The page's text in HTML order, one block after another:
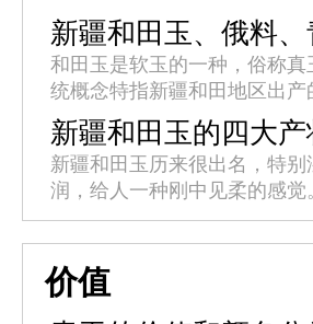
新疆和田玉、俄料、
料、韩料的区别
和田玉是软玉的一种，俗称真
统概念特指新疆和田地区出产
石，和田玉是国内高端具有领
的软玉，新国标泛指硬度在60
之间玉石的名称。新疆和田玉
料...
新疆和田玉的四大产
分
新疆和田玉历来很出名，特别
润，给人一种刚中见柔的感觉
古时候被称为“于阗”，中国藏
为“产玉石的地方”，和田地处
最南端，南依昆仑山、北部则
价值